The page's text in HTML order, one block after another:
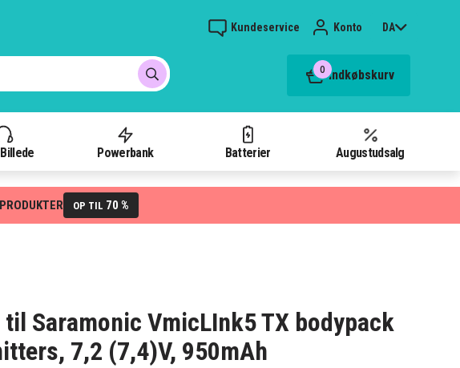
Kundeservice Konto DA
0 Indkøbskurv
Powerbank Batterier Augustudsalg
OP TIL 70 %
Saramonic VmicLInk5 TX bodypack
7,2 (7,4)V, 950mAh